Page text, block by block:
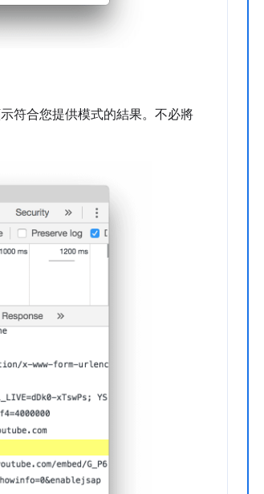
符合您提供模式的結果。不必將